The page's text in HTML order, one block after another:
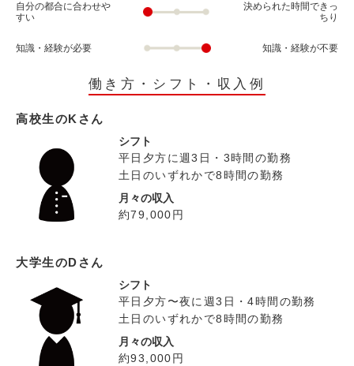
自分の都合に合わせや
すい
決められた時間できっ
ちり
知識・経験が必要 知識・経験が不要
働き方・シフト・収入例
高校生のKさん
シフト
平日夕方に週3日・3時間の勤務
土日のいずれかで8時間の勤務
月々の収入
約79,000円
大学生のDさん
シフト
平日夕方〜夜に週3日・4時間の勤務
土日のいずれかで8時間の勤務
月々の収入
約93,000円